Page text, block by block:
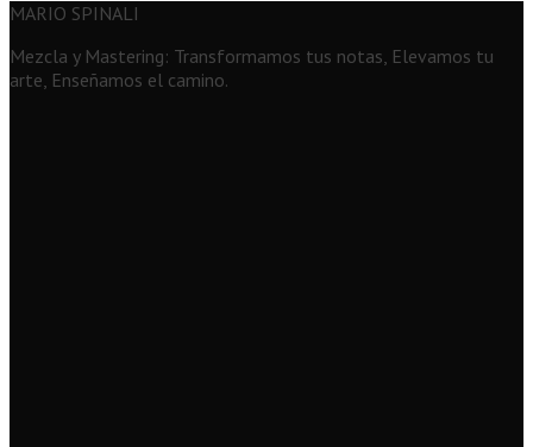
MARIO SPINALI
Mezcla y Mastering: Transformamos tus notas, Elevamos tu
arte, Enseñamos el camino.